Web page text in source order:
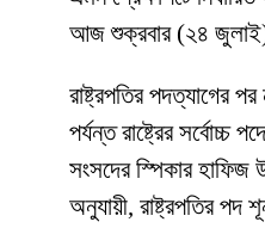
আজ শুক্রবার (২৪ জুলাই)
রাষ্ট্রপতির পদত্যাগের পর
পর্যন্ত রাষ্ট্রের সর্বোচ্চ
সংসদের স্পিকার হাফিজ
অনুযায়ী, রাষ্ট্রপতির পদ